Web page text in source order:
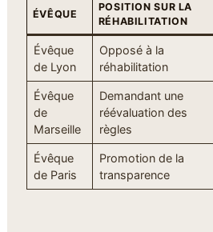
ÉVÊQUE
POSITION SUR LA
RÉHABILITATION
Évêque
de Lyon
Opposé à la
réhabilitation
Évêque
de
Marseille
Demandant une
réévaluation des
règles
Évêque
de Paris
Promotion de la
transparence